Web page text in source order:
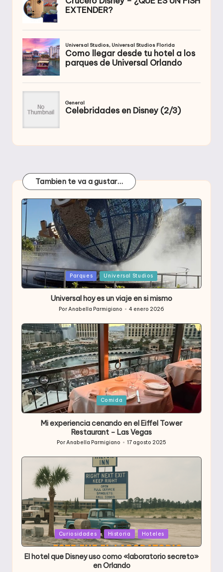
Tambien te va a gustar…
Publicada
en
Parques Universal Studios
Universal hoy es un viaje en si mismo
Publicado
PorAnabella Parmigiano 4 enero 2026
Publicada
en
Comida
Mi experiencia cenando en el Eiffel Tower
Restaurant – Las Vegas
Publicado
por
PorAnabella Parmigiano 17 agosto 2025
Publicada
en
Curiosidades Historia Hoteles
El hotel que Disney uso como «laboratorio secreto»
en Orlando